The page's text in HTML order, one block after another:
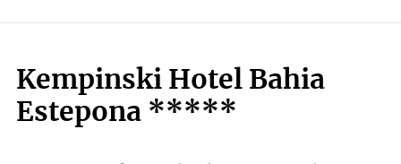
Kempinski Hotel Bahia
Estepona *****